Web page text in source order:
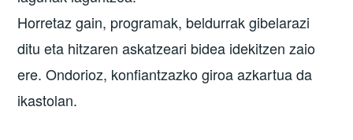
Horretaz gain, programak, beldurrak gibelarazi
ditu eta hitzaren askatzeari bidea idekitzen zaio
ere. Ondorioz, konfiantzazko giroa azkartua da
ikastolan.